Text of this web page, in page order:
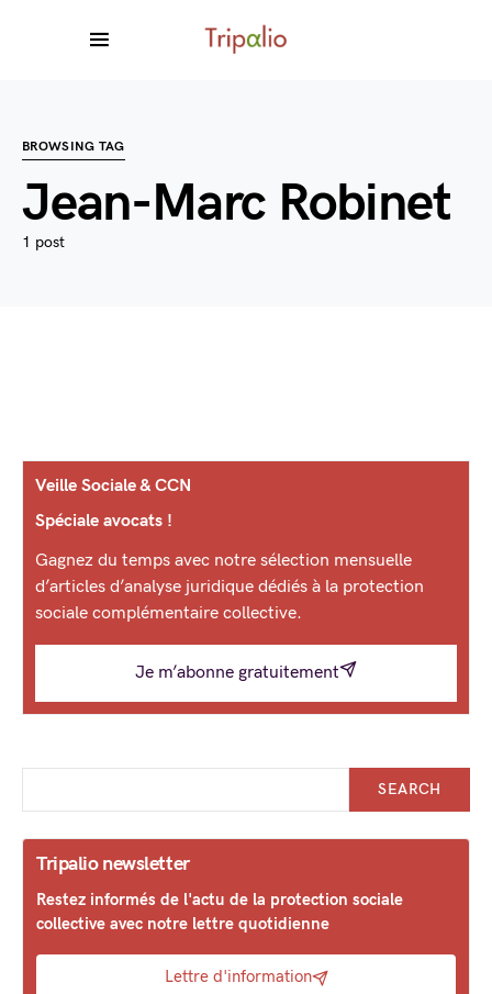
BROWSING TAG
Jean-Marc Robinet
1 post
Veille Sociale & CCN
Spéciale avocats !
Gagnez du temps avec notre sélection mensuelle
d’articles d’analyse juridique dédiés à la protection
sociale complémentaire collective.
Je m’abonne gratuitement
SEARCH
Tripalio newsletter
Restez informés de l'actu de la protection sociale
collective avec notre lettre quotidienne
Lettre d'information